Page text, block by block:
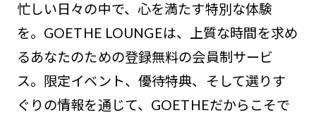
忙しい日々の中で、心を満たす特別な体験
を。GOETHE LOUNGEは、上質な時間を求め
るあなたのための登録無料の会員制サービ
ス。限定イベント、優待特典、そして選りす
ぐりの情報を通じて、GOETHEだからこそで